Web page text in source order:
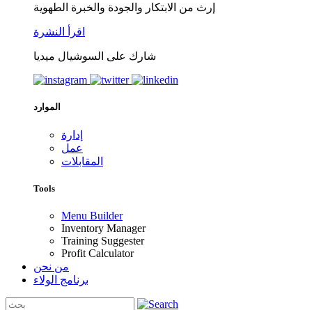
إرث من الابتكار والجودة والخبرة الطهوية
اقرأ النشرة
شارك على السوشيال ميديا
الموارد
إدارة
عمل
المقابلات
Tools
Menu Builder
Inventory Manager
Training Suggester
Profit Calculator
من نحن
برنامج الولاء